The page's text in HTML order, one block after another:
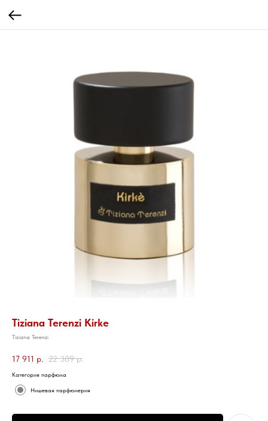
Tiziana Terenzi Kirke
Tiziana Terenzi
17 911 р. 22 389 р.
Категория парфюма
Нишевая парфюмерия